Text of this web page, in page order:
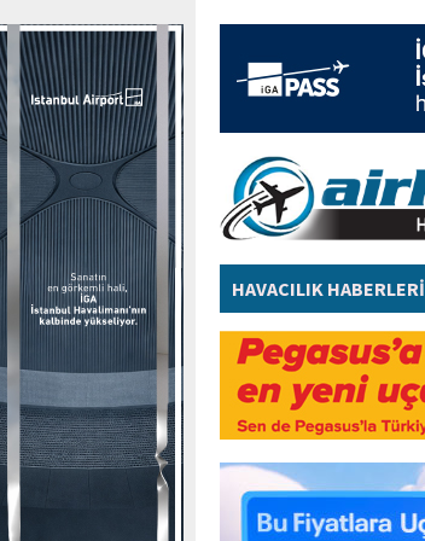
HAVACILIK HABERLERİ